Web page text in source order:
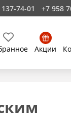
74-01 +7 958
Акции